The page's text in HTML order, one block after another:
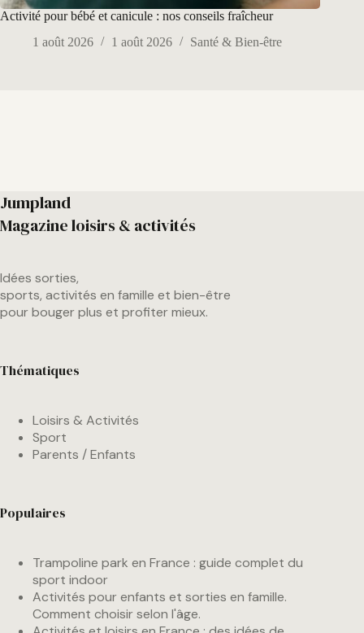
Activité pour bébé et canicule : nos conseils fraîcheur
1 août 2026
1 août 2026 Santé & Bien-être
Jumpland
Magazine loisirs & activités
Idées sorties,
sports, activités en famille et bien-être
pour bouger plus et profiter mieux.
Thématiques
Loisirs & Activités
Sport
Parents / Enfants
Populaires
Trampoline park en France : guide complet du
sport indoor
Activités pour enfants et sorties en famille.
Comment choisir selon l'âge.